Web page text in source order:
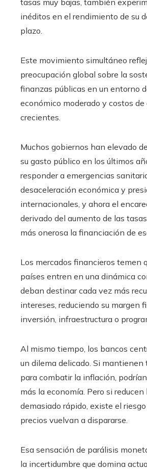
inéditos en el rendimiento de su
plazo.
Este movimiento simultáneo
preocupación global sobre la
finanzas públicas en un entorno
económico moderado y costos
crecientes.
Muchos gobiernos han elevado
su gasto público en los últimos
responder a emergencias
desaceleración económica y
internacionales, y ahora el
derivado del aumento de las
más onerosa la financiación de
Los mercados financieros temen
países entren en una dinámica
deban destinar cada vez más
intereses, reduciendo su margen
inversión, infraestructura o
Al mismo tiempo, los bancos
un dilema delicado. Si mantienen
para combatir la inflación,
más la economía. Pero si reducen
demasiado rápido, existe el
precios vuelvan a dispararse.
Esa sensación de parálisis
la incertidumbre que domina